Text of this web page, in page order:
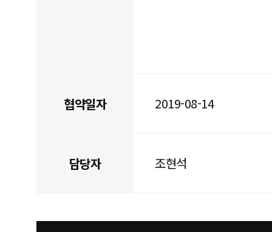
협약일자 2019-08-14
담당자 조현석